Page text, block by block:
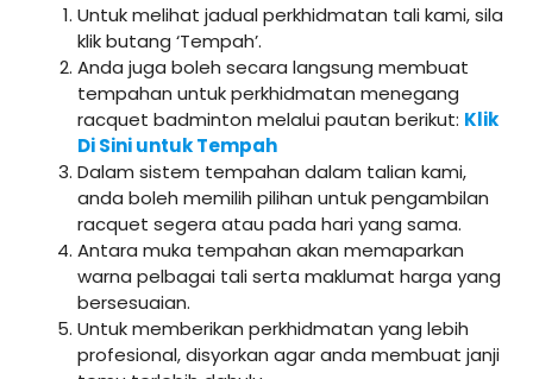
Untuk melihat jadual perkhidmatan tali kami, sila
klik butang ‘Tempah’.
Anda juga boleh secara langsung membuat
tempahan untuk perkhidmatan menegang
racquet badminton melalui pautan berikut: Klik
Di Sini untuk Tempah
Dalam sistem tempahan dalam talian kami,
anda boleh memilih pilihan untuk pengambilan
racquet segera atau pada hari yang sama.
Antara muka tempahan akan memaparkan
warna pelbagai tali serta maklumat harga yang
bersesuaian.
Untuk memberikan perkhidmatan yang lebih
profesional, disyorkan agar anda membuat janji